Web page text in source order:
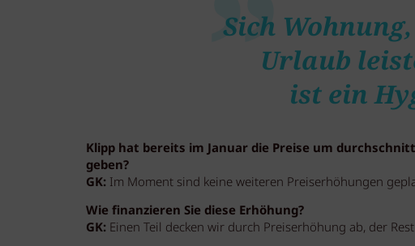
Sich
Urlaub
ist ein
Klipp hat bereits im Januar die Preise um
geben?
GK: Im Moment sind keine weiteren Preiserhöhungen
Wie finanzieren Sie diese Erhöhung?
GK: Einen Teil decken wir durch Preiserhöhung ab, der